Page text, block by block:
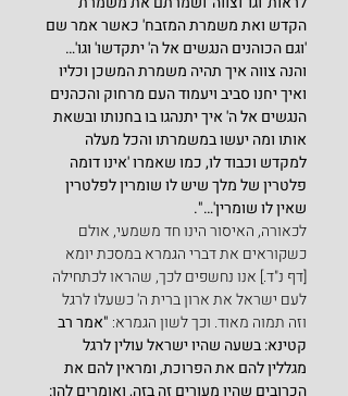
הקדש ואת משמרת המזבח' כאשר אמר שם
'וגם הכוהנים הנגשים אל ה' יתקדשו' וגו'…
והנה צווה איך תהיה משמרת המשכן וכליו
ואיך יחנו סביב ויעמוד העם מרחוק והכהנים
הנגשים אל ה' איך יתנהגו בו בחנותו ובשאת
אותו ומה יעשו במשמרתו והכל מעלה
למקדש וכבוד לו, כמו שאמרו 'אינו דומה
פלטרין של מלך שיש לו שומרין לפלטרין
שאין לו שומרין'…".
לכאורה, האיסור הינו חד משמעי, אולם
כשקוראים את דברי הגמרא במסכת יומא
[דף נ"ד.] אנו נחשפים לכך, שהראו לכתחילה
לעם ישראל את ארון ברית ה' כשעלו לרגל
וזה תמוה מאוד. וכך לשון הגמרא: "אמר רב
קטינא: בשעה שהיו ישראל עולין לרגל
מגללין להם את הפרוכת, ומראין להם את
הכרובים שהיו מעורים זה בזה, ואומרים להן: